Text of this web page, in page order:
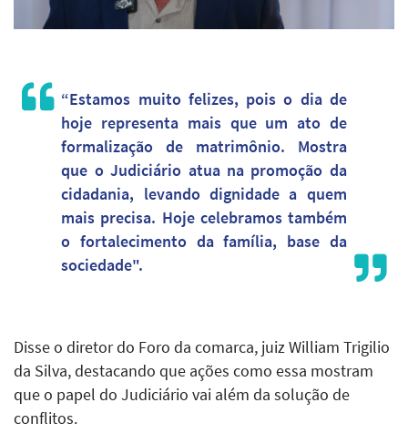
“Estamos muito felizes, pois o dia de
hoje representa mais que um ato de
formalização de matrimônio. Mostra
que o Judiciário atua na promoção da
cidadania, levando dignidade a quem
mais precisa. Hoje celebramos também
o fortalecimento da família, base da
sociedade".
Disse o diretor do Foro da comarca, juiz William Trigilio
da Silva, destacando que ações como essa mostram
que o papel do Judiciário vai além da solução de
conflitos.